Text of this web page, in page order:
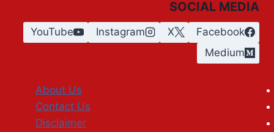
هاتفك
أو
جهازك
الذي
SOCIAL MEDIA
Facebook
X
Instagram
YouTube
Medium
About Us
Contact Us
Disclaimer